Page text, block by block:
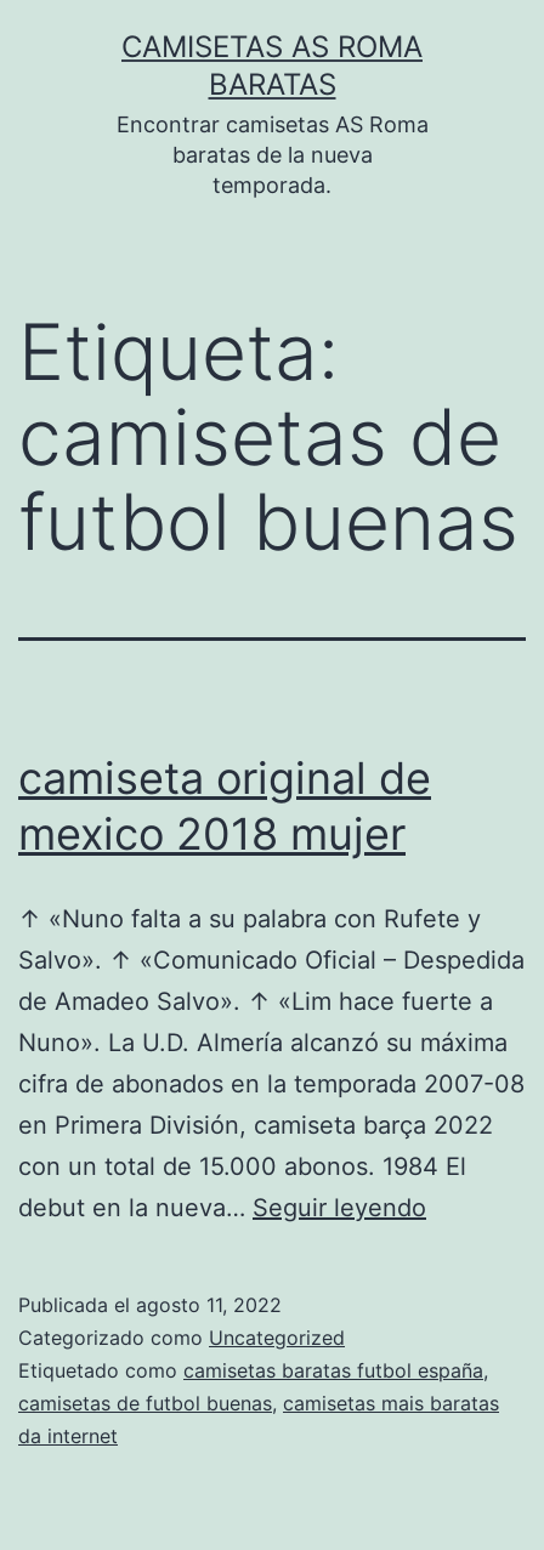
CAMISETAS AS ROMA
BARATAS
Encontrar camisetas AS Roma
baratas de la nueva
temporada.
Etiqueta:
camisetas de
futbol buenas
camiseta original de
mexico 2018 mujer
↑ «Nuno falta a su palabra con Rufete y
Salvo». ↑ «Comunicado Oficial – Despedida
de Amadeo Salvo». ↑ «Lim hace fuerte a
Nuno». La U.D. Almería alcanzó su máxima
cifra de abonados en la temporada 2007-08
en Primera División, camiseta barça 2022
con un total de 15.000 abonos. 1984 El
debut en la nueva… Seguir leyendo
2018
mujer
Publicada el agosto 11, 2022
Categorizado como Uncategorized
Etiquetado como camisetas baratas futbol españa,
camisetas de futbol buenas, camisetas mais baratas
da internet